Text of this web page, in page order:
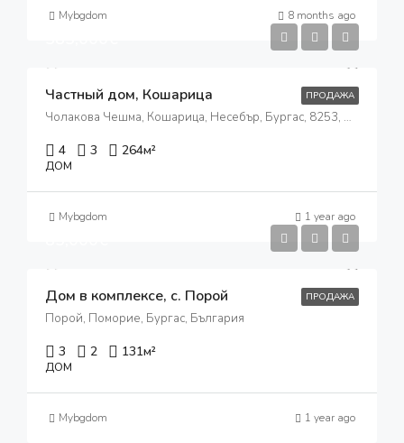
Mybgdom 8 months ago
ПРОДАЖА
Частный дом, Кошарица
Чолакова Чешма, Кошарица, Несебър, Бургас, 8253, България
4 3 264м²
ДОМ
Mybgdom 1 year ago
ПРОДАЖА
Дом в комплексе, с. Порой
Порой, Поморие, Бургас, България
3 2 131м²
ДОМ
Mybgdom 1 year ago